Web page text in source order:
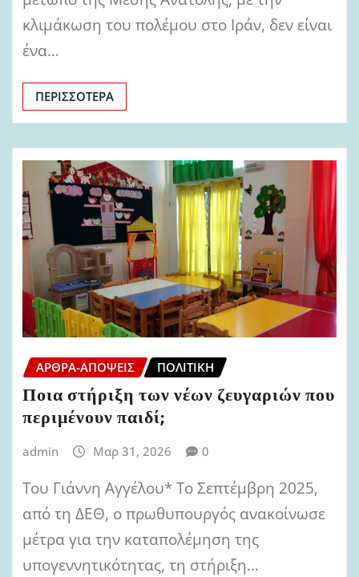
κλιμάκωση του πολέμου στο Ιράν, δεν είναι
ένα…
ΠΕΡΙΣΣΌΤΕΡΑ
ΆΡΘΡΑ-ΑΠΌΨΕΙΣ ΠΟΛΙΤΙΚΉ
Ποια στήριξη των νέων ζευγαριών που
περιμένουν παιδί;
admin Μαρ 31, 2026 0
Του Γιάννη Αγγέλου* Το Σεπτέμβρη 2025,
από τη ΔΕΘ, ο πρωθυπουργός ανακοίνωσε
μέτρα για την καταπολέμηση της
υπογεννητικότητας, τη στήριξη…